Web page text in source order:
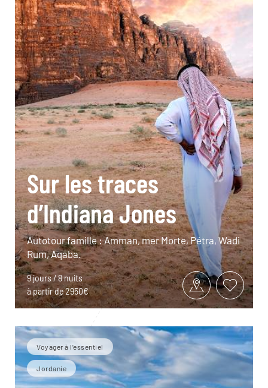
Sur les traces
d’Indiana Jones
Autotour famille : Amman, mer Morte, Pétra, Wadi
Rum, Aqaba.
9 jours / 8 nuits
à partir de 2950€
Voyager à l’essentiel
Jordanie